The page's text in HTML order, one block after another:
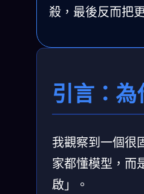
殺，最後反而把
引言：
我觀察到一個很
家都懂模型，而
啟」。